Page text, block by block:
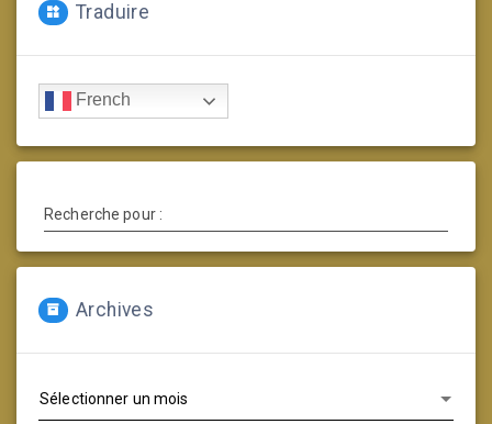
Traduire
French
Recherche pour :
Archives